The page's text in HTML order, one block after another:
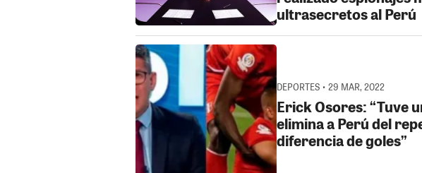
ultrasecretos al Perú
DEPORTES • 29 MAR, 2022
Erick Osores: “Tuve
elimina a Perú del
diferencia de goles”